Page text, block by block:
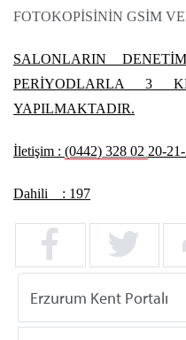
FOTOKOPİSİNİN GSİM
SALONLARIN
PERİYODLARLA 3
YAPILMAKTADIR.
İletişim : (0442) 328 02 20-
Dahili : 197
Erzurum Kent Portalı